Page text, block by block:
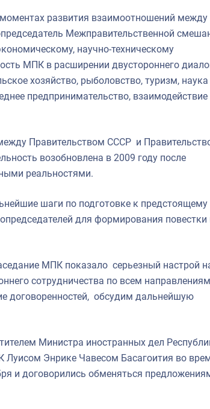
развития взаимоотношений между
Межправительственной
научно-техническому
МПК в расширении двустороннего
хозяйство, рыболовство, туризм, наука
предпринимательство, взаимодействие
Правительством СССР и
возобновлена в 2009 году после
реальностями.
шаги по подготовке к
для формирования повестки
МПК показало серьезный настрой
сотрудничества по всем
договоренностей, обсудим дальнейшую
Министра иностранных дел
Луисом Энрике Чавесом Басагоития во
и договорились обменяться